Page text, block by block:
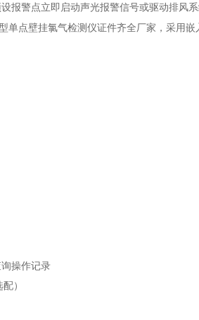
设报警点立即启动声光报警信号或驱动排风
单点壁挂氯气检测仪证件齐全厂家， 采用嵌
操作记录
）